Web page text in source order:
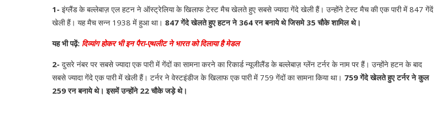
1-इंग्लैंड के बल्लेबाज़ एल हटन ने ऑस्ट्रेलिया के खिलाफ टेस्ट मैच खेलते हुए सबसे ज्यादा गेंदे खेली हैं। उन्होंने टेस्ट मैच की एक पारी में 847 गेंदें
खेली हैं। यह मैच सन्न 1938 में हुआ था। 847 गेंदे खेलते हुए हटन ने 364 रन बनाये थे जिसमे 35 चौके शामिल थे।
यह भी पढ़ें: दिव्यांग होकर भी इन पैरा-एथलीट ने भारत को दिलाया है मेडल
2-दुसरे नंबर पर सबसे ज्यादा एक पारी में गेंदों का सामना करने का रिकार्ड न्यूजीलैंड के बल्लेबाज़ ग्लेंन टर्नर के नाम पर हैं। उन्होंने हटन के बाद
सबसे ज्यादा गेंदे एक पारी में खेली हैं। टर्नर ने वेस्टइंडीज के खिलाफ एक पारी में 759 गेंदों का सामना किया था। 759 गेंदे खेलते हुए टर्नर ने कुल
259 रन बनाये थे। इसमें उन्होंने 22 चौके जड़े थे।